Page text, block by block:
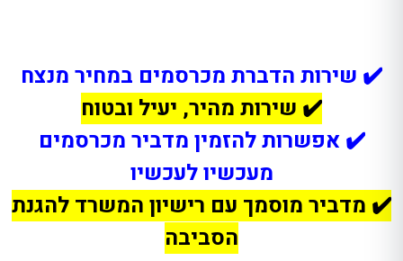
✔️ שירות הדברת מכרסמים במחיר מנצח
✔️ שירות מהיר, יעיל ובטוח
✔️ אפשרות להזמין מדביר מכרסמים
מעכשיו לעכשיו
✔️ מדביר מוסמך עם רישיון המשרד להגנת
הסביבה